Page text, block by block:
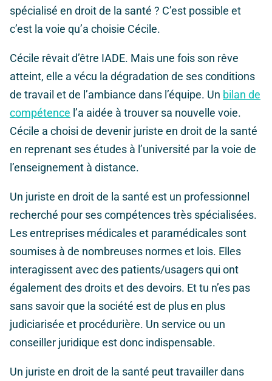
spécialisé en droit de la santé ? C’est possible et
c’est la voie qu’a choisie Cécile.
Cécile rêvait d’être IADE. Mais une fois son rêve
atteint, elle a vécu la dégradation de ses conditions
de travail et de l’ambiance dans l’équipe. Un bilan de
compétence l’a aidée à trouver sa nouvelle voie.
Cécile a choisi de devenir juriste en droit de la santé
en reprenant ses études à l’université par la voie de
l’enseignement à distance.
Un juriste en droit de la santé est un professionnel
recherché pour ses compétences très spécialisées.
Les entreprises médicales et paramédicales sont
soumises à de nombreuses normes et lois. Elles
interagissent avec des patients/usagers qui ont
également des droits et des devoirs. Et tu n’es pas
sans savoir que la société est de plus en plus
judiciarisée et procédurière. Un service ou un
conseiller juridique est donc indispensable.
Un juriste en droit de la santé peut travailler dans